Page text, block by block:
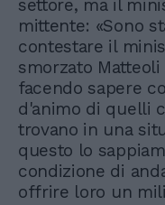
settore, ma il
mittente: «Sono
contestare il
smorzato
facendo sapere
d'animo di quelli
trovano in una
questo lo
condizione di
offrire loro un